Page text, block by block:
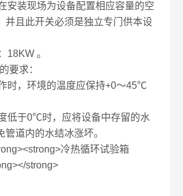
安装现场为设备配置相应容量的空
并且此开关必须是独立专门供本设
18KW 。
要求：
时，环境的温度应保持+0～45℃
低于0℃时，应将设备中存留的水
管道内的水结冰涨坏。